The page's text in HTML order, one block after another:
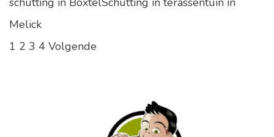
Melick
1 2 3 4 Volgende